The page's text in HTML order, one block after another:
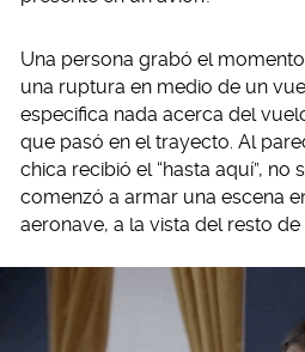
Una persona grabó el
una ruptura en medio de un
especifica nada acerca del
que pasó en el trayecto. Al
chica recibió el “hasta aquí”, no
comenzó a armar una escena
aeronave, a la vista del resto